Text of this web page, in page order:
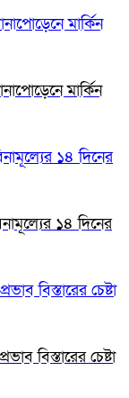
মার্কিন
১৪ দিনের
বিস্তারের চেষ্টা